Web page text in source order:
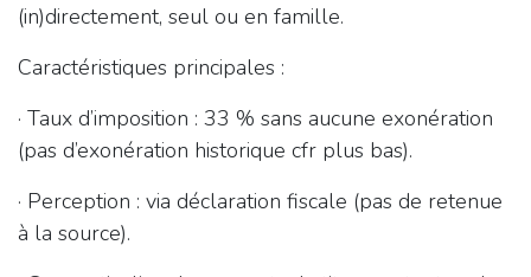
(in)directement, seul ou en famille.
Caractéristiques principales :
· Taux d’imposition : 33 % sans aucune exonération
(pas d’exonération historique cfr plus bas).
· Perception : via déclaration fiscale (pas de retenue
à la source).